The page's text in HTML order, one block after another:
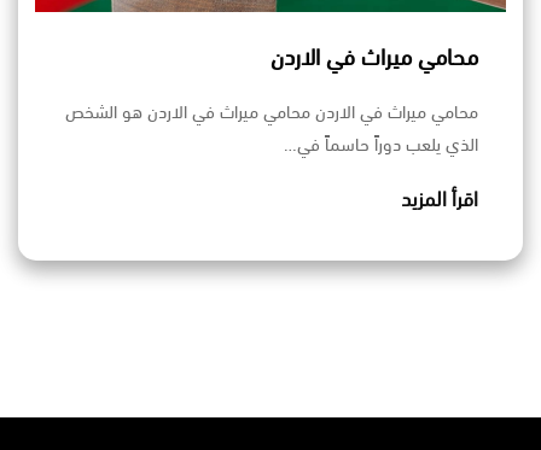
محامي ميراث في الاردن
محامي ميراث في الاردن محامي ميراث في الاردن هو الشخص
الذي يلعب دوراً حاسماً في…
اقرأ المزيد